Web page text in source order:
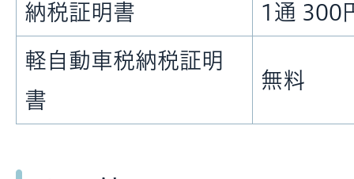
納税証明書 1通 300
軽自動車税納税証明
書
無料